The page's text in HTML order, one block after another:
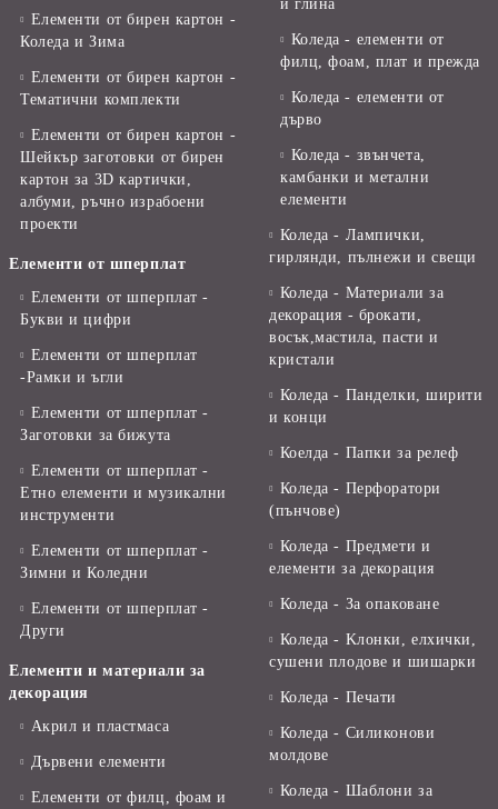
Елементи от бирен картон -
Коледа и Зима
Елементи от бирен картон -
Тематични комплекти
Елементи от бирен картон -
Шейкър заготовки от бирен
картон за 3D картички,
албуми, ръчно израбоени
проекти
Елементи от шперплат
Елементи от шперплат -
Букви и цифри
Елементи от шперплат
-Рамки и ъгли
Елементи от шперплат -
Заготовки за бижута
Елементи от шперплат -
Етно елементи и музикални
инструменти
Елементи от шперплат -
Зимни и Коледни
Елементи от шперплат -
Други
Елементи и материали за
декорация
Акрил и пластмаса
Дървени елементи
Елементи от филц, фоам и
и глина
Коледа - елементи от
филц, фоам, плат и прежда
Коледа - елементи от
дърво
Коледа - звънчета,
камбанки и метални
елементи
Коледа - Лампички,
гирлянди, пълнежи и свещи
Коледа - Материали за
декорация - брокати,
восък,мастила, пасти и
кристали
Коледа - Панделки, ширити
и конци
Коелда - Папки за релеф
Коледа - Перфоратори
(пънчове)
Коледа - Предмети и
елементи за декорация
Коледа - За опаковане
Коледа - Kлонки, елхички,
сушени плодове и шишарки
Коледа - Печати
Коледа - Силиконови
молдове
Коледа - Шаблони за